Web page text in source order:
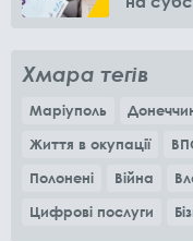
Хмара тегів
Маріуполь
Життя в окупації
Полонені
Війна
Цифрові послуги